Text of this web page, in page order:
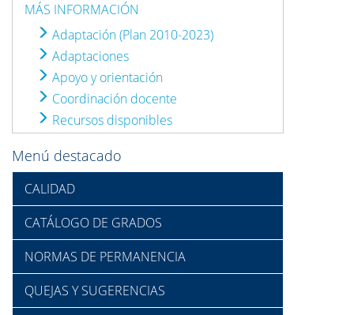
MÁS INFORMACIÓN
Adaptación (Plan 2010-2023)
Adaptaciones
Apoyo y orientación
Coordinación docente
Recursos disponibles
Menú destacado
CALIDAD
CATÁLOGO DE GRADOS
NORMAS DE PERMANENCIA
QUEJAS Y SUGERENCIAS